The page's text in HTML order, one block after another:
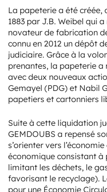
La papeterie a été créée,
1883 par J.B. Weibel qui
novateur de fabrication
connu en 2012 un dépôt
judiciaire. Grâce à la
prenantes, la papeterie a
avec deux nouveaux
Gemayel (PDG) et Nabil
papetiers et cartonniers
Suite à cette liquidation
GEMDOUBS a repensé
s’orienter vers
économique consistant à
limitant les déchets, le
favorisant le recyclage).
pour une Économie